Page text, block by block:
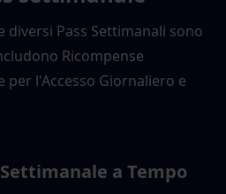
diversi Pass Settimanali sono
Ricompense
per l'Accesso Giornaliero e
a Tempo